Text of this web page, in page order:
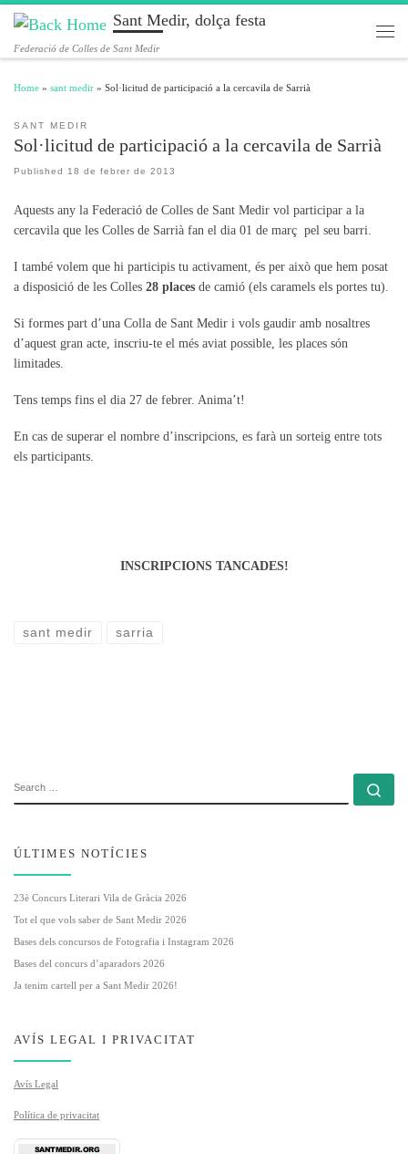
Skip to content Sant Medir, dolça festa
Federació de Colles de Sant Medir
Home » sant medir » Sol·licitud de participació a la cercavila de Sarrià
SANT MEDIR
Sol·licitud de participació a la cercavila de Sarrià
Published 18 de febrer de 2013
Aquests any la Federació de Colles de Sant Medir vol participar a la
cercavila que les Colles de Sarrià fan el dia 01 de març pel seu barri.
I també volem que hi participis tu activament, és per això que hem posat
a disposició de les Colles 28 places de camió (els caramels els portes tu).
Si formes part d’una Colla de Sant Medir i vols gaudir amb nosaltres
d’aquest gran acte, inscriu-te el més aviat possible, les places són
limitades.
Tens temps fins el dia 27 de febrer. Anima’t!
En cas de superar el nombre d’inscripcions, es farà un sorteig entre tots
els participants.
INSCRIPCIONS TANCADES!
sant medir sarria
ÚLTIMES NOTÍCIES
23è Concurs Literari Vila de Gràcia 2026
Tot el que vols saber de Sant Medir 2026
Bases dels concursos de Fotografia i Instagram 2026
Bases del concurs d’aparadors 2026
Ja tenim cartell per a Sant Medir 2026!
AVÍS LEGAL I PRIVACITAT
Avís Legal
Política de privacitat